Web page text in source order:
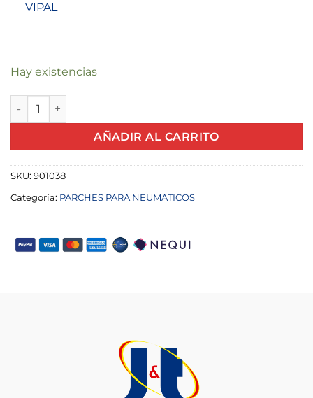
VIPAL
Hay existencias
PARCHE NEUMATICO R04 80MM VIPAL cantidad
AÑADIR AL CARRITO
SKU: 901038
Categoría: PARCHES PARA NEUMATICOS